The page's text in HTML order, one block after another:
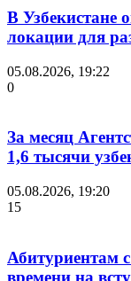
В Узбекистане
локации для
05.08.2026, 19:22
0
За месяц
1,6 тысячи
05.08.2026, 19:20
15
Абитуриентам
времени на